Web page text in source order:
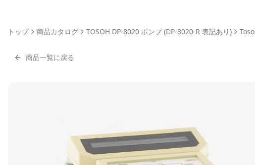
トップ 商品カタログ TOSOH DP-8020 ポンプ (DP-8020-R 表記あり)
商品一覧に戻る